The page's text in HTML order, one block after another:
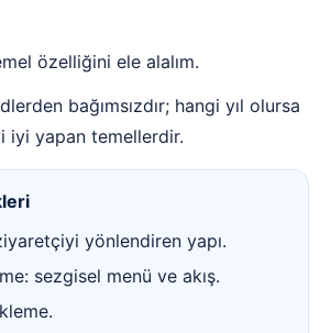
özelliğini ele alalım.
bağımsızdır; hangi yıl olursa
iyi yapan temellerdir.
yönlendiren yapı.
sezgisel menü ve akış.